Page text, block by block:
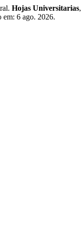
Hojas Universitarias,
em: 6 ago. 2026.